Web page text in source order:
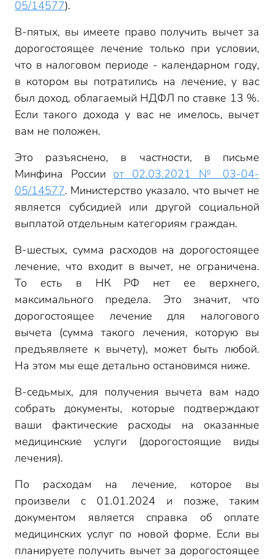
05/14577).
В-пятых, вы имеете право получить вычет за
дорогостоящее лечение только при условии,
что в налоговом периоде - календарном году,
в котором вы потратились на лечение, у вас
был доход, облагаемый НДФЛ по ставке 13 %.
Если такого дохода у вас не имелось, вычет
вам не положен.
Это разъяснено, в частности, в письме
Минфина России от 02.03.2021 № 03-04-
05/14577. Министерство указало, что вычет не
является субсидией или другой социальной
выплатой отдельным категориям граждан.
В-шестых, сумма расходов на дорогостоящее
лечение, что входит в вычет, не ограничена.
То есть в НК РФ нет ее верхнего,
максимального предела. Это значит, что
дорогостоящее лечение для налогового
вычета (сумма такого лечения, которую вы
предъявляете к вычету), может быть любой.
На этом мы еще детально остановимся ниже.
В-седьмых, для получения вычета вам надо
собрать документы, которые подтверждают
ваши фактические расходы на оказанные
медицинские услуги (дорогостоящие виды
лечения).
По расходам на лечение, которое вы
произвели с 01.01.2024 и позже, таким
документом является справка об оплате
медицинских услуг по новой форме. Если вы
планируете получить вычет за дорогостоящее